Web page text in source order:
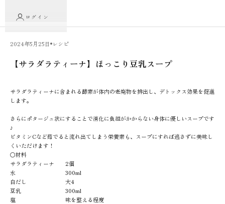
ログイン
2024年5月25日 レシピ
【サラダラティーナ】ほっこり豆乳スープ
サラダラティーナに含まれる酵素が体内の老廃物を排出し、デトックス効果を促進
します。
さらにポタージュ状にすることで消化に負担がかからない身体に優しいスープです
♪
ビタミンCなど茹でると流れ出てしまう栄養素も、スープにすれば逃さずに美味し
くいただけます！
〇材料
サラダラティーナ 2個
水 300ml
白だし 大4
豆乳 300ml
塩 味を整える程度